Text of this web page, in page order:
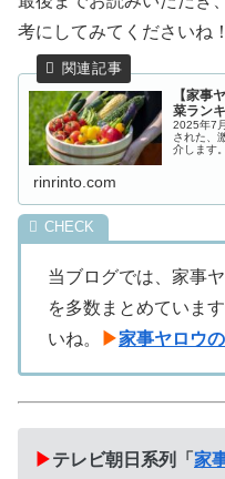
考にしてみてくださいね！
【家事
菜ラン
2025年7
された、
介します
rinrinto.com
当ブログでは、家事
を多数まとめていま
いね。
▶家事ヤロウ
▶テレビ朝日系列「 家